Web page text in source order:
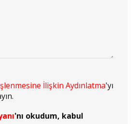
İlişkin Aydınlatma'yı
'nı okudum, kabul